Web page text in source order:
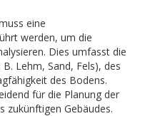
eine
werden, um die
Dies umfasst die
Lehm, Sand, Fels), des
des Bodens.
für die Planung der
zukünftigen Gebäudes.